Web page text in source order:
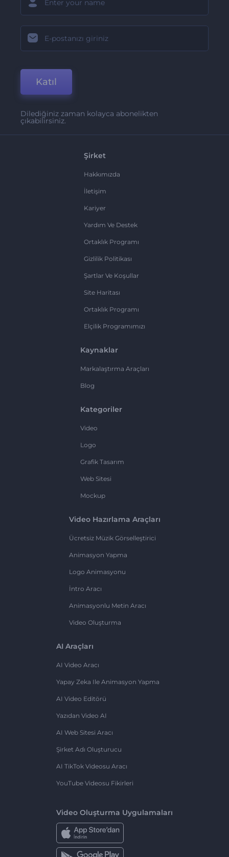
Katıl
Dilediğiniz zaman kolayca abonelikten
çıkabilirsiniz.
Şirket
Hakkımızda
İletişim
Kariyer
Yardım Ve Destek
Ortaklık Programı
Gizlilik Politikası
Şartlar Ve Koşullar
Site Haritası
Ortaklık Programı
Elçilik Programımızı
Kaynaklar
Markalaştırma Araçları
Blog
Kategoriler
Video
Logo
Grafik Tasarım
Web Sitesi
Mockup
Video Hazırlama Araçları
Ücretsiz Müzik Görselleştirici
Animasyon Yapma
Logo Animasyonu
İntro Aracı
Animasyonlu Metin Aracı
Video Oluşturma
AI Araçları
AI Video Aracı
Yapay Zeka Ile Animasyon Yapma
AI Video Editörü
Yazıdan Video AI
AI Web Sitesi Aracı
Şirket Adı Oluşturucu
AI TikTok Videosu Aracı
YouTube Videosu Fikirleri
Video Oluşturma Uygulamaları